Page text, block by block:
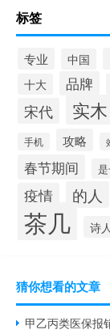
标签
专业 中国
十大 品牌
宋代 实木
手机 攻略
春节期间
疫情 的人
茶几 诗人
猜你想看的文章
甲乙丙类医保报